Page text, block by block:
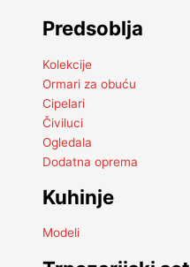
Predsoblja
Kolekcije
Ormari za obuću
Cipelari
Čiviluci
Ogledala
Dodatna oprema
Kuhinje
Modeli